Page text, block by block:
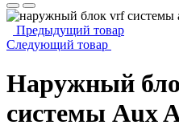
Предыдущий товар
Следующий товар
Наружный
системы Aux